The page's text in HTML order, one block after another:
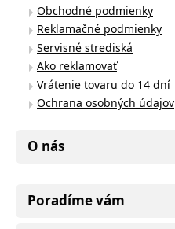
Obchodné podmienky
Reklamačné podmienky
Servisné strediská
Ako reklamovať
Vrátenie tovaru do 14 dní
Ochrana osobných údajov
O nás
Poradíme vám